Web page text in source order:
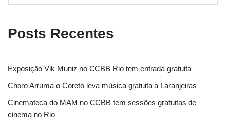
Posts Recentes
Exposição Vik Muniz no CCBB Rio tem entrada gratuita
Choro Arruma o Coreto leva música gratuita a Laranjeiras
Cinemateca do MAM no CCBB tem sessões gratuitas de
cinema no Rio